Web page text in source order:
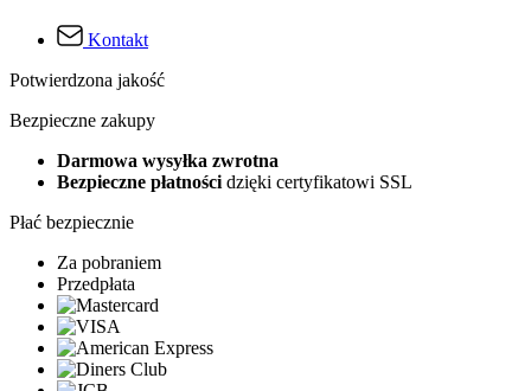
Kontakt
Potwierdzona jakość
Bezpieczne zakupy
Darmowa wysyłka zwrotna
Bezpieczne płatności dzięki certyfikatowi SSL
Płać bezpiecznie
Za pobraniem
Przedpłata